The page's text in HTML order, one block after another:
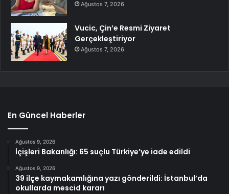
Ağustos 7, 2026
Vucic, Çin’e Resmi Ziyaret
Gerçekleştiriyor
Ağustos 7, 2026
En Güncel Haberler
Ağustos 9, 2026
İçişleri Bakanlığı: 65 suçlu Türkiye’ye iade edildi
Ağustos 9, 2026
39 ilçe kaymakamlığına yazı gönderildi: İstanbul’da
okullarda mescid kararı